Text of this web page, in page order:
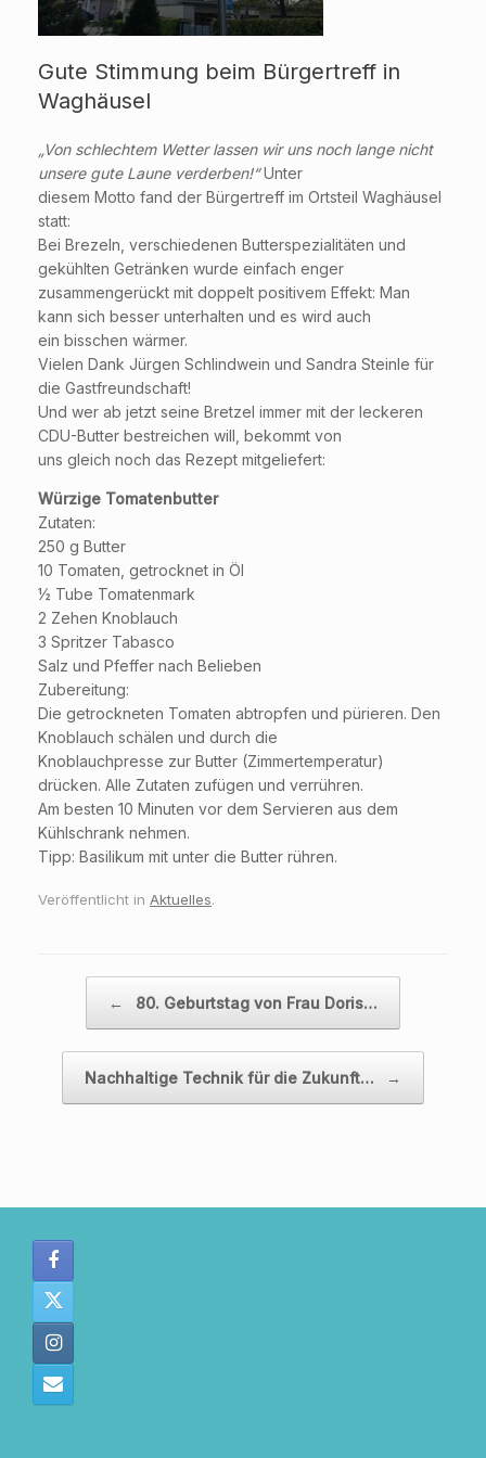
Gute Stimmung beim Bürgertreff in
Waghäusel
„Von schlechtem Wetter lassen wir uns noch lange nicht
unsere gute Laune verderben!“Unter
diesem Motto fand der Bürgertreff im Ortsteil Waghäusel
statt:
Bei Brezeln, verschiedenen Butterspezialitäten und
gekühlten Getränken wurde einfach enger
zusammengerückt mit doppelt positivem Effekt: Man
kann sich besser unterhalten und es wird auch
ein bisschen wärmer.
Vielen Dank Jürgen Schlindwein und Sandra Steinle für
die Gastfreundschaft!
Und wer ab jetzt seine Bretzel immer mit der leckeren
CDU-Butter bestreichen will, bekommt von
uns gleich noch das Rezept mitgeliefert:
Würzige Tomatenbutter
Zutaten:
250 g Butter
10 Tomaten, getrocknet in Öl
½ Tube Tomatenmark
2 Zehen Knoblauch
3 Spritzer Tabasco
Salz und Pfeffer nach Belieben
Zubereitung:
Die getrockneten Tomaten abtropfen und pürieren. Den
Knoblauch schälen und durch die
Knoblauchpresse zur Butter (Zimmertemperatur)
drücken. Alle Zutaten zufügen und verrühren.
Am besten 10 Minuten vor dem Servieren aus dem
Kühlschrank nehmen.
Tipp: Basilikum mit unter die Butter rühren.
Veröffentlicht in Aktuelles.
← 80. Geburtstag von Frau Doris…
Nachhaltige Technik für die Zukunft… →